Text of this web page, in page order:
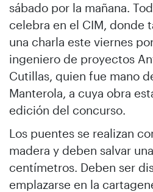
sábado por la mañana.
celebra en el CIM, donde
una charla este viernes
ingeniero de proyectos
Cutillas, quien fue mano
Manterola, a cuya obra
edición del concurso.
Los puentes se realizan
madera y deben salvar
centímetros. Deben ser
emplazarse en la